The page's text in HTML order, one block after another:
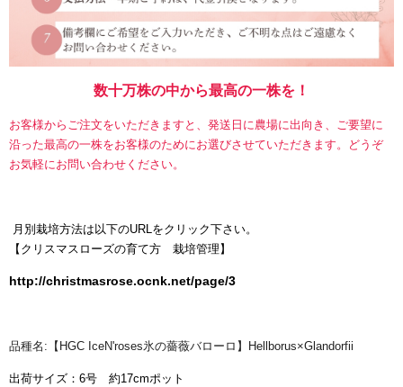
数十万株の中から最高の一株を！
お客様からご注文をいただきますと、発送日に農場に出向き、ご要望に
沿った最高の一株をお客様のためにお選びさせていただきます。どうぞ
お気軽にお問い合わせください。
月別栽培方法は以下のURLをクリック下さい。
【 クリスマスローズの育て方 栽培管理】
http://christmasrose.ocnk.net/page/3
品種名:【HGC IceN'roses氷の薔薇バローロ】Hellborus×Glandorfii
出荷サイズ：6号 約17cmポット